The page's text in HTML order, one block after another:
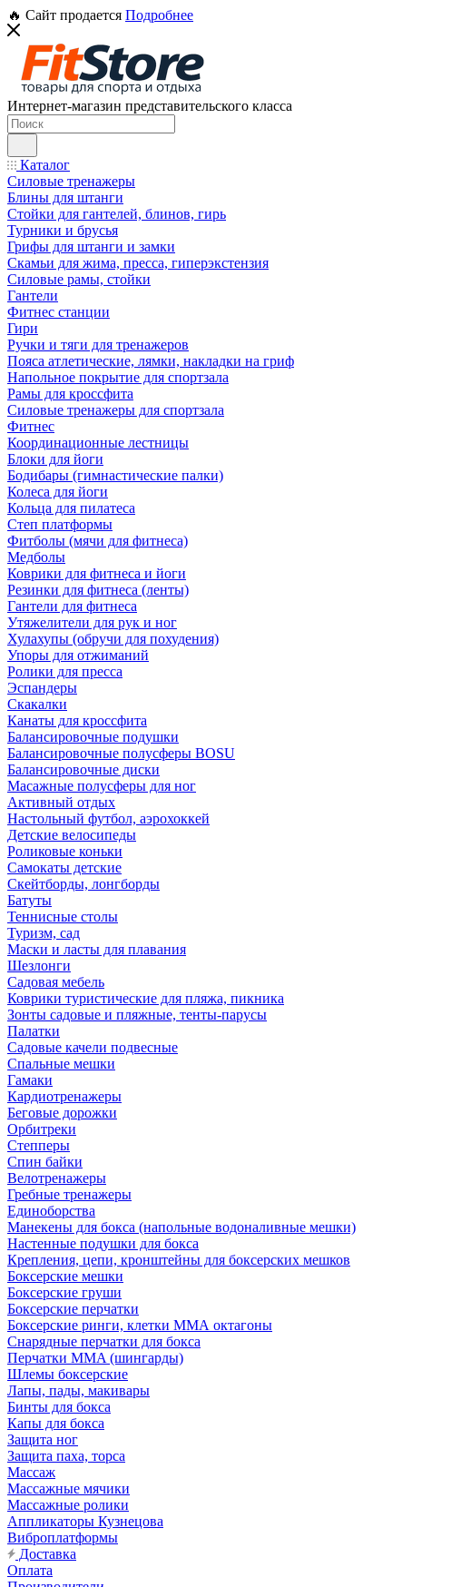
🔥 Сайт продается Подробнее
Интернет-магазин представительского класса
Каталог
Силовые тренажеры
Блины для штанги
Стойки для гантелей, блинов, гирь
Турники и брусья
Грифы для штанги и замки
Скамьи для жима, пресса, гиперэкстензия
Силовые рамы, стойки
Гантели
Фитнес станции
Гири
Ручки и тяги для тренажеров
Пояса атлетические, лямки, накладки на гриф
Напольное покрытие для спортзала
Рамы для кроссфита
Силовые тренажеры для спортзала
Фитнес
Координационные лестницы
Блоки для йоги
Бодибары (гимнастические палки)
Колеса для йоги
Кольца для пилатеса
Степ платформы
Фитболы (мячи для фитнеса)
Медболы
Коврики для фитнеса и йоги
Резинки для фитнеса (ленты)
Гантели для фитнеса
Утяжелители для рук и ног
Хулахупы (обручи для похудения)
Упоры для отжиманий
Ролики для пресса
Эспандеры
Скакалки
Канаты для кроссфита
Балансировочные подушки
Балансировочные полусферы BOSU
Балансировочные диски
Масажные полусферы для ног
Активный отдых
Настольный футбол, аэрохоккей
Детские велосипеды
Роликовые коньки
Самокаты детские
Скейтборды, лонгборды
Батуты
Теннисные столы
Туризм, сад
Маски и ласты для плавания
Шезлонги
Садовая мебель
Коврики туристические для пляжа, пикника
Зонты садовые и пляжные, тенты-парусы
Палатки
Садовые качели подвесные
Спальные мешки
Гамаки
Кардиотренажеры
Беговые дорожки
Орбитреки
Степперы
Спин байки
Велотренажеры
Гребные тренажеры
Единоборства
Манекены для бокса (напольные водоналивные мешки)
Настенные подушки для бокса
Крепления, цепи, кронштейны для боксерских мешков
Боксерские мешки
Боксерские груши
Боксерские перчатки
Боксерские ринги, клетки ММА октагоны
Снарядные перчатки для бокса
Перчатки MMA (шингарды)
Шлемы боксерские
Лапы, пады, макивары
Бинты для бокса
Капы для бокса
Защита ног
Защита паха, торса
Массаж
Массажные мячики
Массажные ролики
Аппликаторы Кузнецова
Виброплатформы
Доставка
Оплата